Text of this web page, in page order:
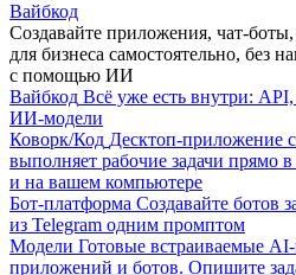
Вайбкод
Создавайте приложения, чат-
для бизнеса самостоятельно, без
с помощью ИИ
Вайбкод Всё уже есть внутри:
ИИ-модели
Коворк/Код Десктоп-приложение
выполняет рабочие задачи прямо
и на вашем компьютере
Бот-платформа Создавайте ботов
из Telegram одним промптом
Модели Готовые встраиваемые
приложений и ботов. Опишите